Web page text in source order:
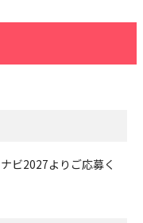
ビ2027よりご応募く